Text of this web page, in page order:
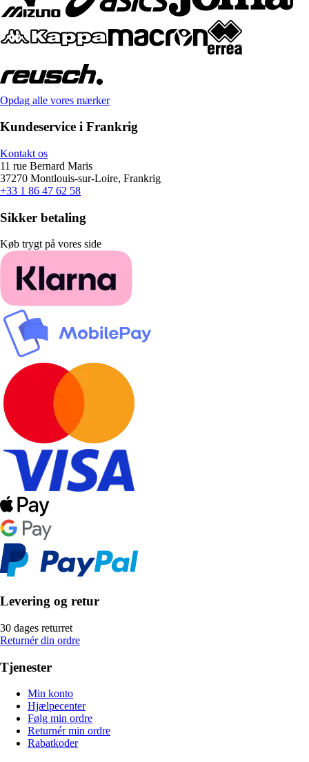
Opdag alle vores mærker
Kundeservice i Frankrig
Kontakt os
11 rue Bernard Maris
37270 Montlouis-sur-Loire, Frankrig
+33 1 86 47 62 58
Sikker betaling
Køb trygt på vores side
Levering og retur
30 dages returret
Returnér din ordre
Tjenester
Min konto
Hjælpecenter
Følg min ordre
Returnér min ordre
Rabatkoder